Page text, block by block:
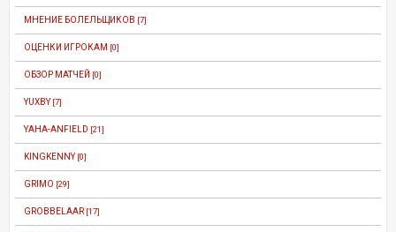
МНЕНИЕ БОЛЕЛЬЩИКОВ [7]
ОЦЕНКИ ИГРОКАМ [0]
ОБЗОР МАТЧЕЙ [0]
YUXBY [7]
YAHA-ANFIELD [21]
KINGKENNY [0]
GRIMO [29]
GROBBELAAR [17]